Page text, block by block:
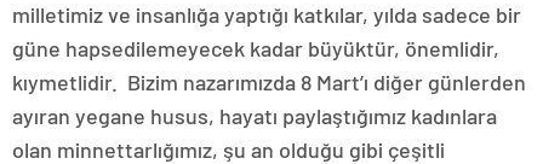
milletimiz ve insanlığa yaptığı katkılar, yılda sadece bir
güne hapsedilemeyecek kadar büyüktür, önemlidir,
kıymetlidir. Bizim nazarımızda 8 Mart’ı diğer günlerden
ayıran yegane husus, hayatı paylaştığımız kadınlara
olan minnettarlığımız, şu an olduğu gibi çeşitli